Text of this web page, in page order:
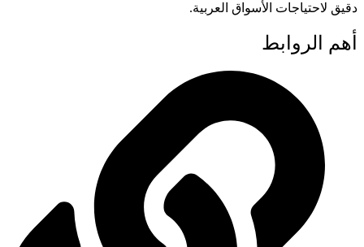
دقيق لاحتياجات الأسواق العربية.
أهم الروابط